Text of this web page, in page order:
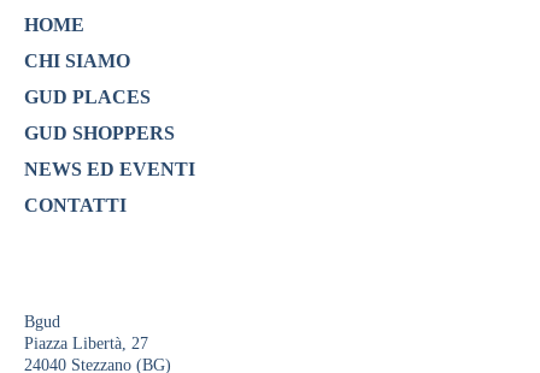
HOME
CHI SIAMO
GUD PLACES
GUD SHOPPERS
NEWS ED EVENTI
CONTATTI
Bgud
Piazza Libertà, 27
24040 Stezzano (BG)